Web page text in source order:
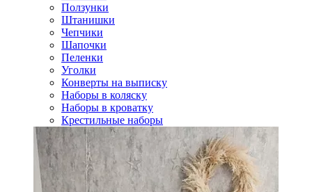
Ползунки
Штанишки
Чепчики
Шапочки
Пеленки
Уголки
Конверты на выписку
Наборы в коляску
Наборы в кроватку
Крестильные наборы